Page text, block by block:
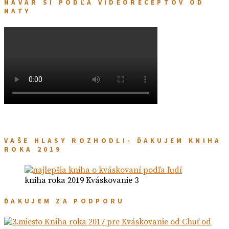
NAVAR SI PODĽA VIDEORECEPTOV OD
NATY
VAŠE HLASY ROZHODLI- ĎAKUJEM KNIHA
ROKA 2019
kniha roka 2019 Kváskovanie 3
ĎAKUJEM ZA PODPORU